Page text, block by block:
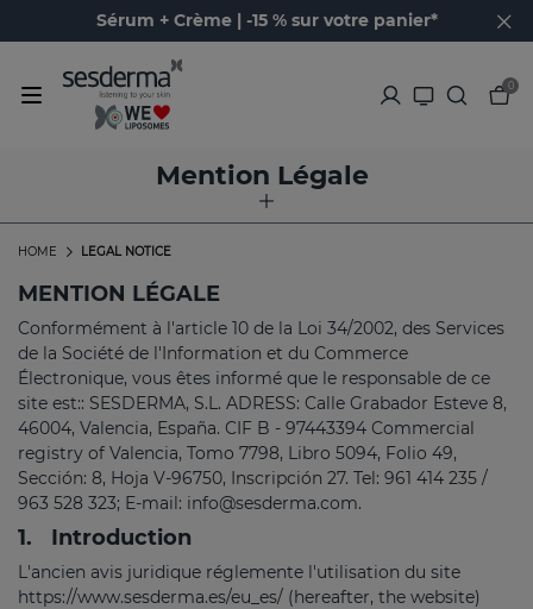
Sérum + Crème | -15 % sur votre panier*
0
Mention Légale
LEGAL NOTICE
HOME
MENTION LÉGALE
Conformément à l'article 10 de la Loi 34/2002, des Services
de la Société de l'Information et du Commerce
Électronique, vous êtes informé que le responsable de ce
site est:: SESDERMA, S.L. ADRESS: Calle Grabador Esteve 8,
46004, Valencia, España. CIF B - 97443394 Commercial
registry of Valencia, Tomo 7798, Libro 5094, Folio 49,
Sección: 8, Hoja V-96750, Inscripción 27. Tel: 961 414 235 /
963 528 323; E-mail: info@sesderma.com.
1. Introduction
L'ancien avis juridique réglemente l'utilisation du site
https://www.sesderma.es/eu_es/ (hereafter, the website)